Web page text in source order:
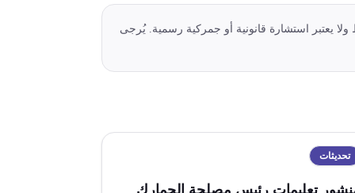
ولا يعتبر استشارة قانونية أو جمركية رسمية. يُرجى
تحديثات
تعليمات رئيس مصلحة الجمارك